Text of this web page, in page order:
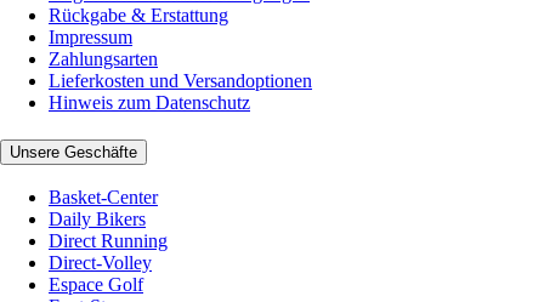
Rückgabe & Erstattung
Impressum
Zahlungsarten
Lieferkosten und Versandoptionen
Hinweis zum Datenschutz
Unsere Geschäfte
Basket-Center
Daily Bikers
Direct Running
Direct-Volley
Espace Golf